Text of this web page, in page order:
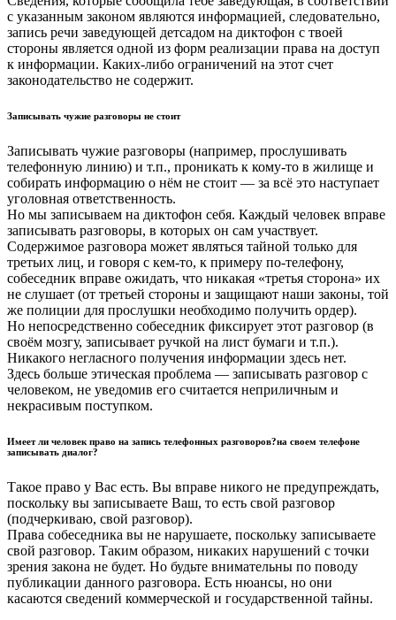
с указанным законом являются информацией, следовательно,
запись речи заведующей детсадом на диктофон с твоей
стороны является одной из форм реализации права на доступ
к информации. Каких-либо ограничений на этот счет
законодательство не содержит.
Записывать чужие разговоры не стоит
Записывать чужие разговоры (например, прослушивать
телефонную линию) и т.п., проникать к кому-то в жилище и
собирать информацию о нём не стоит — за всё это наступает
уголовная ответственность.
Но мы записываем на диктофон себя. Каждый человек вправе
записывать разговоры, в которых он сам участвует.
Содержимое разговора может являться тайной только для
третьих лиц, и говоря с кем-то, к примеру по-телефону,
собеседник вправе ожидать, что никакая «третья сторона» их
не слушает (от третьей стороны и защищают наши законы, той
же полиции для прослушки необходимо получить ордер).
Но непосредственно собеседник фиксирует этот разговор (в
своём мозгу, записывает ручкой на лист бумаги и т.п.).
Никакого негласного получения информации здесь нет.
Здесь больше этическая проблема — записывать разговор с
человеком, не уведомив его считается неприличным и
некрасивым поступком.
Имеет ли человек право на запись телефонных разговоров?на своем телефоне
записывать диалог?
Такое право у Вас есть. Вы вправе никого не предупреждать,
поскольку вы записываете Ваш, то есть свой разговор
(подчеркиваю, свой разговор).
Права собеседника вы не нарушаете, поскольку записываете
свой разговор. Таким образом, никаких нарушений с точки
зрения закона не будет. Но будьте внимательны по поводу
публикации данного разговора. Есть нюансы, но они
касаются сведений коммерческой и государственной тайны.